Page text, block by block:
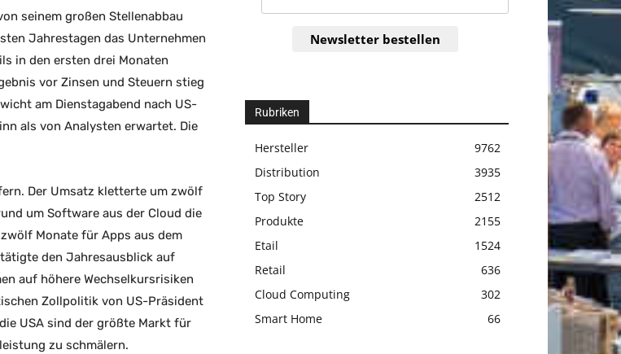
seinem großen Stellenabbau
Jahrestagen das Unternehmen
in den ersten drei Monaten
vor Zinsen und Steuern stieg
am Dienstagabend nach US-
als von Analysten erwartet. Die
Der Umsatz kletterte um zwölf
um Software aus der Cloud die
Monate für Apps aus dem
den Jahresausblick auf
auf höhere Wechselkursrisiken
Zollpolitik von US-Präsident
USA sind der größte Markt für
zu schmälern.
Newsletter bestellen
Rubriken
Hersteller
9762
Distribution
3935
Top Story
2512
Produkte
2155
Etail
1524
Retail
636
Cloud Computing
302
Smart Home
66